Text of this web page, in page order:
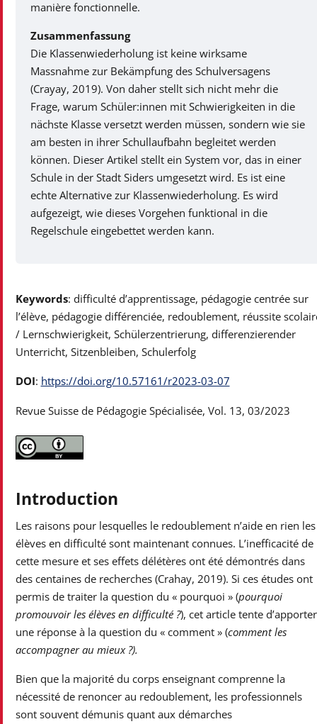
manière fonctionnelle.
Zusammenfassung
Die Klassenwiederholung ist keine wirksame
Massnahme zur Bekämpfung des Schulversagens
(Crayay, 2019). Von daher stellt sich nicht mehr die
Frage, warum Schüler:innen mit Schwierigkeiten in die
nächste Klasse versetzt werden müssen, sondern wie sie
am besten in ihrer Schullaufbahn begleitet werden
können. Dieser Artikel stellt ein System vor, das in einer
Schule in der Stadt Siders umgesetzt wird. Es ist eine
echte Alternative zur Klassenwiederholung. Es wird
aufgezeigt, wie dieses Vorgehen funktional in die
Regelschule eingebettet werden kann.
Keywords: difficulté d’apprentissage, pédagogie centrée sur
l’élève, pédagogie différenciée, redoublement, réussite
/ Lernschwierigkeit, Schülerzentrierung, differenzierender
Unterricht, Sitzenbleiben, Schulerfolg
DOI: https://doi.org/10.57161/r2023-03-07
Revue Suisse de Pédagogie Spécialisée, Vol. 13, 03/2023
Introduction
Les raisons pour lesquelles le redoublement n’aide en rien les
élèves en difficulté sont maintenant connues. L’inefficacité de
cette mesure et ses effets délétères ont été démontrés dans
des centaines de recherches (Crahay, 2019). Si ces études ont
permis de traiter la question du « pourquoi » (pourquoi
promouvoir les élèves en difficulté ?), cet article tente d’apporter
une réponse à la question du « comment » (comment les
accompagner au mieux ?).
Bien que la majorité du corps enseignant comprenne la
nécessité de renoncer au redoublement, les professionnels
sont souvent démunis quant aux démarches